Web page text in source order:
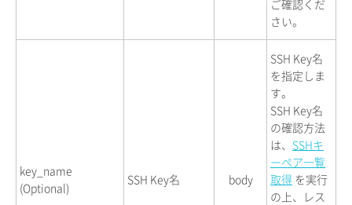
ご確認くだ
さい。
key_name
(Optional)
SSH Key名 body
SSH Key名
を指定しま
す。
SSH Key名
の確認方法
は、 SSHキ
ーペア一覧
取得 を実行
の上、レス